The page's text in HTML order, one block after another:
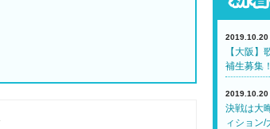
2019.10.20
【大阪
補生募集
2019.10.20
決戦は大
ィション/